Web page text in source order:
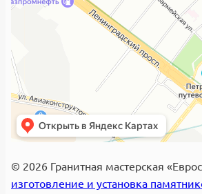
© 2026 Гранитная мастерская
изготовление и установка